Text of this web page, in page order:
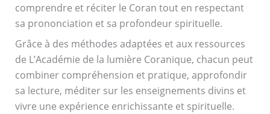
comprendre et réciter le Coran tout en respectant
sa prononciation et sa profondeur spirituelle.
Grâce à des méthodes adaptées et aux ressources
de L’Académie de la lumière Coranique, chacun peut
combiner compréhension et pratique, approfondir
sa lecture, méditer sur les enseignements divins et
vivre une expérience enrichissante et spirituelle.